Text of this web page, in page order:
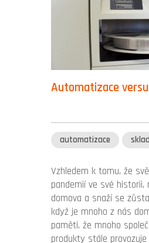
Automatizace
automatizace
Vzhledem k tomu, že
pandemií ve své historii,
domova a snaží se
když je mnoho z nás
paměti, že mnoho
produkty stále